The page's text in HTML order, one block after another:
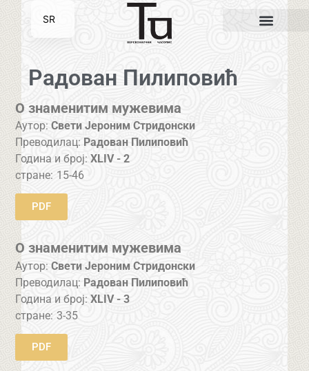
Радован Пилиповић
О знаменитим мужевима
Аутор: Свети Јероним Стридонски
Преводилац: Радован Пилиповић
Година и број:XLIV - 2
стране: 15-46
PDF
О знаменитим мужевима
Аутор: Свети Јероним Стридонски
Преводилац: Радован Пилиповић
Година и број:XLIV - 3
стране: 3-35
PDF
SR
EN